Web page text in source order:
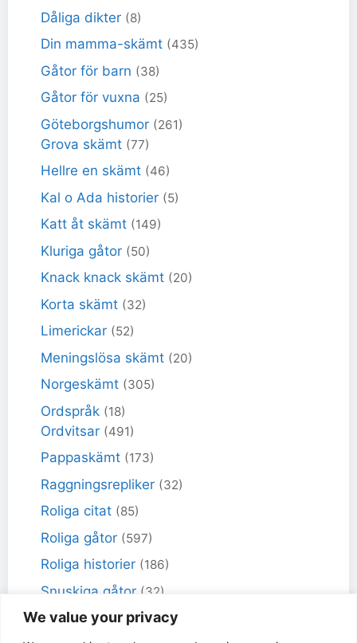
We value your privacy
Dåliga dikter (8)
Din mamma-skämt (435)
Gåtor för barn (38)
Gåtor för vuxna (25)
Göteborgshumor (261)
Grova skämt (77)
Hellre en skämt (46)
Kal o Ada historier (5)
Katt åt skämt (149)
Kluriga gåtor (50)
Knack knack skämt (20)
Korta skämt (32)
Limerickar (52)
Meningslösa skämt (20)
Norgeskämt (305)
Ordspråk (18)
Ordvitsar (491)
Pappaskämt (173)
Raggningsrepliker (32)
Roliga citat (85)
Roliga gåtor (597)
Roliga historier (186)
Snuskiga gåtor (32)
Snuskiga skämt(98)